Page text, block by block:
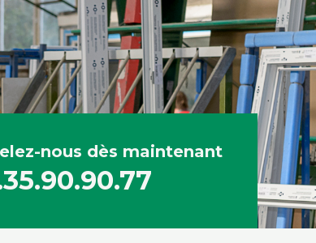
nous dès maintenant